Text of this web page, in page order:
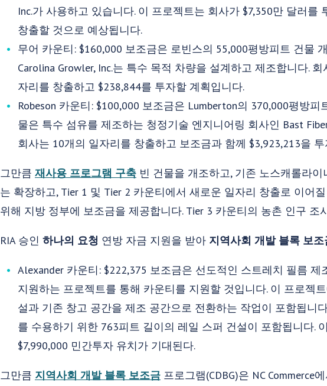
Inc.가 사용하고 있습니다. 이 프로젝트는 회사가 $7,350만 달러
창출할 것으로 예상됩니다.
무어 카운티: $160,000 보조금은 로빈스의 55,000평방피트 건물
Carolina Growler, Inc.는 특수 목적 차량을 설계하고 제조합니다.
자리를 창출하고 $238,844를 투자할 계획입니다.
Robeson 카운티: $100,000 보조금은 Lumberton의 370,000평방
물은 특수 섬유를 제조하는 청정기술 엔지니어링 회사인 Bast
회사는 10개의 일자리를 창출하고 보조금과 함께 $3,923,213을
그만큼 재사용 프로그램 구축 빈 건물을 개조하고, 기존 노스캐롤라
는 확장하고, Tier 1 및 Tier 2 카운티에서 새로운 일자리 창출로 이어
위해 지방 정부에 보조금을 제공합니다. Tier 3 카운티의 농촌 인구 조
RIA 승인 하나의 요청 연방 자금 지원을 받아 지역사회 개발 블록 보조
Alexander 카운티: $222,375 보조금은 선도적인 스트레치 필름 제
지원하는 프로젝트를 통해 카운티를 지원할 것입니다. 이 프로젝
설과 기존 창고 공간을 제조 공간으로 전환하는 작업이 포함됩니
를 수용하기 위한 763피트 길이의 레일 스퍼 건설이 포함됩니다.
$7,990,000 민간투자 유치가 기대된다.
그만큼 지역사회 개발 블록 보조금 프로그램(CDBG)은 NC